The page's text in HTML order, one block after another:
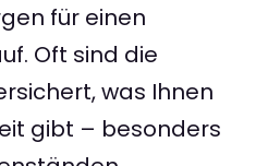
für einen
Oft sind die
was Ihnen
gibt – besonders